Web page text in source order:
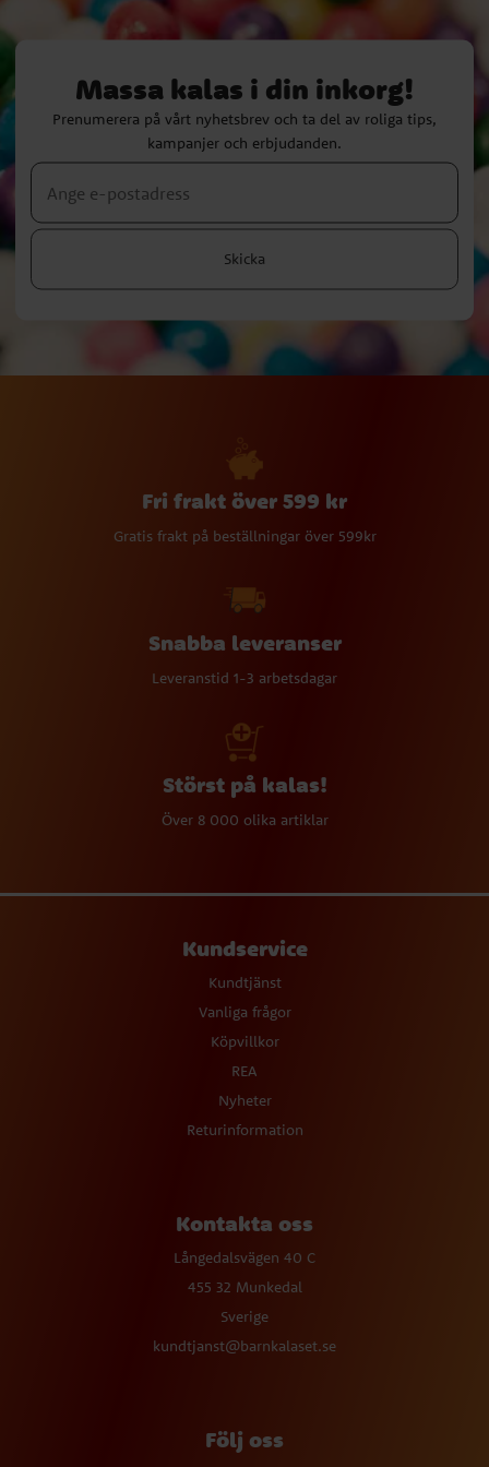
Massa kalas i din inkorg!
Prenumerera på vårt nyhetsbrev och ta del av roliga tips,
kampanjer och erbjudanden.
Skicka
Fri frakt över 599 kr
Gratis frakt på beställningar över 599kr
Snabba leveranser
Leveranstid 1-3 arbetsdagar
Störst på kalas!
Över 8 000 olika artiklar
Kundservice
Kundtjänst
Vanliga frågor
Köpvillkor
REA
Nyheter
Returinformation
Kontakta oss
Långedalsvägen 40 C
455 32 Munkedal
Sverige
kundtjanst@barnkalaset.se
Följ oss